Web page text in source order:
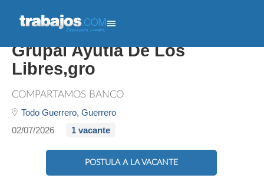
Promotor/a De Crédito
Grupal Ayutla De Los
Libres,gro
COMPARTAMOS BANCO
Todo Guerrero, Guerrero
02/07/2026
1 vacante
POSTULA A LA VACANTE